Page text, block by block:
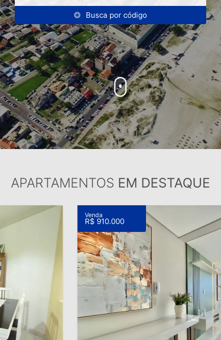
Busca por código
APARTAMENTOS EM DESTAQUE
Venda
R$ 910.000